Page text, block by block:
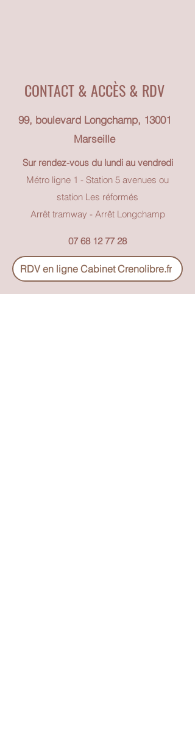
CONTACT & ACCÈS & RDV
99, boulevard Longchamp, 13001
Marseille
Sur rendez-vous du lundi au vendredi
Métro ligne 1 - Station 5 avenues ou
station Les réformés
Arrêt tramway - Arrêt Longchamp
07 68 12 77 28
RDV en ligne Cabinet Crenolibre.fr